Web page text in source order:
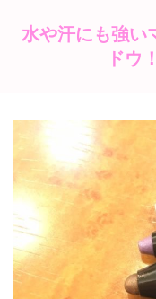
水や汗にも強い
ドウ